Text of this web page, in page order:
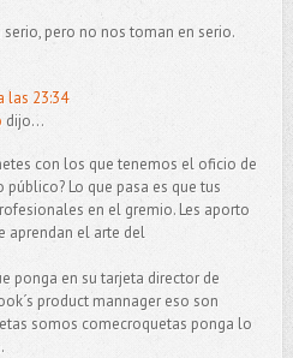
pero no nos toman en serio.
las 23:34
dijo...
con los que tenemos el oficio de
Lo que pasa es que tus
en el gremio. Les aporto
aprendan el arte del
ponga en su tarjeta director de
product mannager eso son
somos comecroquetas ponga lo